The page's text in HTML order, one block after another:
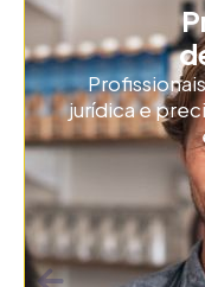
jurídica e